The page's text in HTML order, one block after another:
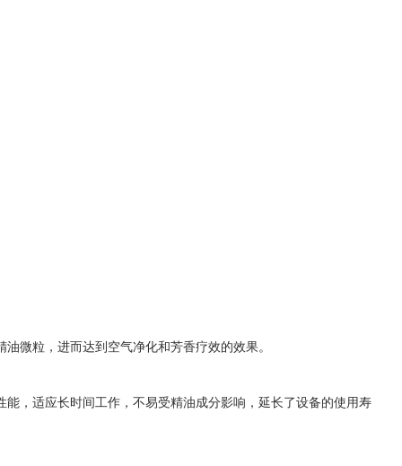
粒，进而达到空气净化和芳香疗效的效果。
，适应长时间工作，不易受精油成分影响，延长了设备的使用寿